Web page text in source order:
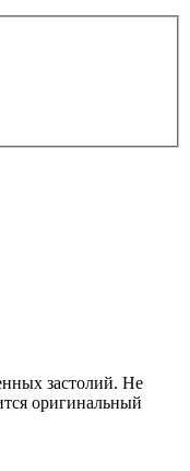
застолий. Не
оригинальный